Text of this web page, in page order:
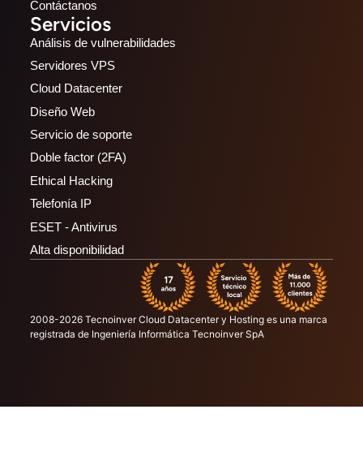
Contáctanos
Servicios
Análisis de vulnerabilidades
Servidores VPS
Cloud Datacenter
Diseño Web
Servicio de soporte
Doble factor (2FA)
Ethical Hacking
Telefonía IP
ESET - Antivirus
Alta disponibilidad
2008-2026 Tecnoinver Cloud Datacenter y Hosting es una marca
registrada de Ingeniería Informática Tecnoinver SpA